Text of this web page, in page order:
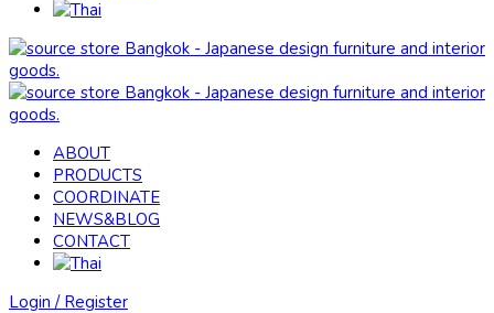
ABOUT
PRODUCTS
COORDINATE
NEWS&BLOG
CONTACT
Login / Register